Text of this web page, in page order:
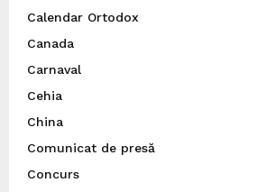
Calendar Ortodox
Canada
Carnaval
Cehia
China
Comunicat de presă
Concurs